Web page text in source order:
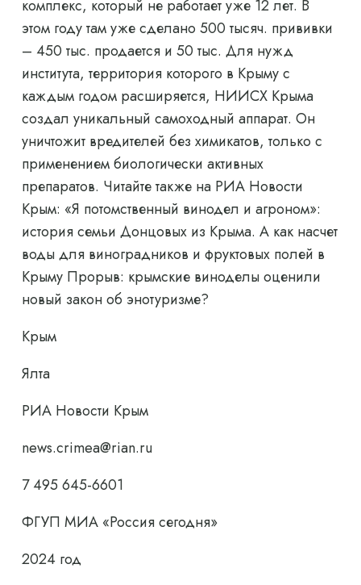
комплекс, который не работает уже 12 лет. В
этом году там уже сделано 500 тысяч. прививки
– 450 тыс. продается и 50 тыс. Для нужд
института, территория которого в Крыму с
каждым годом расширяется, НИИСХ Крыма
создал уникальный самоходный аппарат. Он
уничтожит вредителей без химикатов, только с
применением биологически активных
препаратов. Читайте также на РИА Новости
Крым: «Я потомственный винодел и агроном»:
история семьи Донцовых из Крыма. А как насчет
воды для виноградников и фруктовых полей в
Крыму Прорыв: крымские виноделы оценили
новый закон об энотуризме?
Крым
Ялта
РИА Новости Крым
news.crimea@rian.ru
7 495 645-6601
ФГУП МИА «Россия сегодня»
2024 год